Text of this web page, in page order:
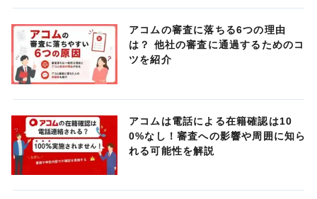
アコムの審査に落ちる6つの理由
は？ 他社の審査に通過するためのコ
ツを紹介
アコムは電話による在籍確認は10
0%なし！審査への影響や周囲に知ら
れる可能性を解説